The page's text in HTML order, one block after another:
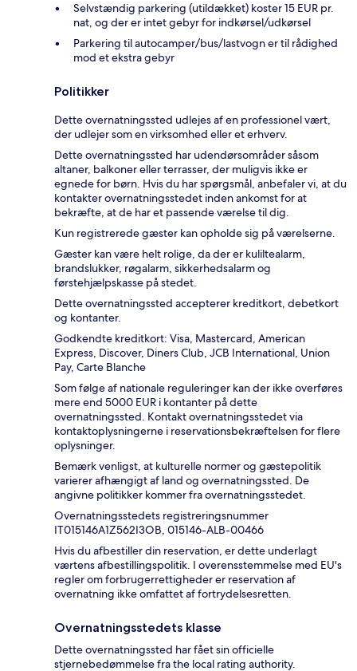
Selvstændig parkering (utildækket) koster 15 EUR pr.
nat, og der er intet gebyr for indkørsel/udkørsel
Parkering til autocamper/bus/lastvogn er til rådighed
mod et ekstra gebyr
Politikker
Dette overnatningssted udlejes af en professionel vært,
der udlejer som en virksomhed eller et erhverv.
Dette overnatningssted har udendørsområder såsom
altaner, balkoner eller terrasser, der muligvis ikke er
egnede for børn. Hvis du har spørgsmål, anbefaler vi, at du
kontakter overnatningsstedet inden ankomst for at
bekræfte, at de har et passende værelse til dig.
Kun registrerede gæster kan opholde sig på værelserne.
Gæster kan være helt rolige, da der er kuliltealarm,
brandslukker, røgalarm, sikkerhedsalarm og
førstehjælpskasse på stedet.
Dette overnatningssted accepterer kreditkort, debetkort
og kontanter.
Godkendte kreditkort: Visa, Mastercard, American
Express, Discover, Diners Club, JCB International, Union
Pay, Carte Blanche
Som følge af nationale reguleringer kan der ikke overføres
mere end 5000 EUR i kontanter på dette
overnatningssted. Kontakt overnatningsstedet via
kontaktoplysningerne i reservationsbekræftelsen for flere
oplysninger.
Bemærk venligst, at kulturelle normer og gæstepolitik
varierer afhængigt af land og overnatningssted. De
angivne politikker kommer fra overnatningsstedet.
Overnatningsstedets registreringsnummer
IT015146A1Z562I3OB, 015146-ALB-00466
Hvis du afbestiller din reservation, er dette underlagt
værtens afbestillingspolitik. I overensstemmelse med EU's
regler om forbrugerrettigheder er reservation af
overnatning ikke omfattet af fortrydelsesretten.
Overnatningsstedets klasse
Dette overnatningssted har fået sin officielle
stjernebedømmelse fra the local rating authority.